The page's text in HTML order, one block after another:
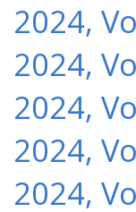
2024,
2024,
2024,
2024,
2024,